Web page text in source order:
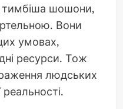
тимбіша шошони,
Вони
умовах,
ресурси. Тож
людських
реальності.